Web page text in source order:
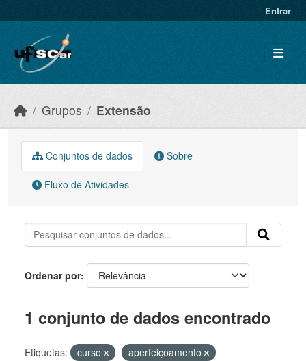
Entrar
Grupos Extensão
Conjuntos de dados Sobre
Fluxo de Atividades
Ordenar por
1 conjunto de dados encontrado
Etiquetas: curso
aperfeiçoamento